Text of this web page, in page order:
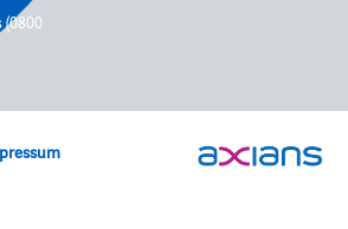
(0800